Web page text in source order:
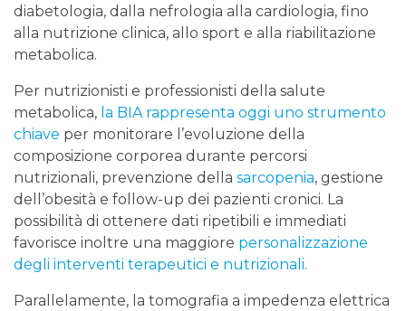
diabetologia, dalla nefrologia alla cardiologia, fino
alla nutrizione clinica, allo sport e alla riabilitazione
metabolica.
Per nutrizionisti e professionisti della salute
metabolica, la BIA rappresenta oggi uno strumento
chiave per monitorare l’evoluzione della
composizione corporea durante percorsi
nutrizionali, prevenzione della sarcopenia, gestione
dell’obesità e follow-up dei pazienti cronici. La
possibilità di ottenere dati ripetibili e immediati
favorisce inoltre una maggiore personalizzazione
degli interventi terapeutici e nutrizionali.
Parallelamente, la tomografia a impedenza elettrica